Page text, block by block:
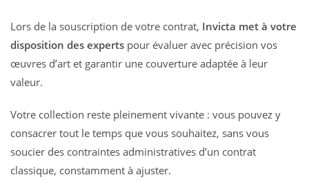
Lors de la souscription de votre contrat, Invicta met à votre
disposition des experts pour évaluer avec précision vos
œuvres d’art et garantir une couverture adaptée à leur
valeur.
Votre collection reste pleinement vivante : vous pouvez y
consacrer tout le temps que vous souhaitez, sans vous
soucier des contraintes administratives d’un contrat
classique, constamment à ajuster.